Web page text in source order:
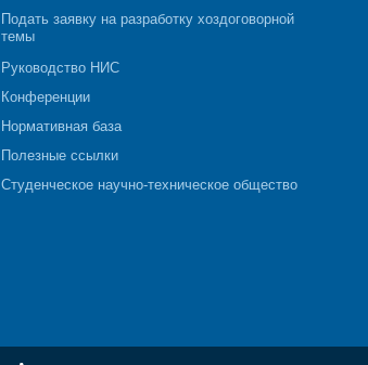
Подать заявку на разработку хоздоговорной
темы
Руководство НИС
Конференции
Нормативная база
Полезные ссылки
Студенческое научно-техническое общество